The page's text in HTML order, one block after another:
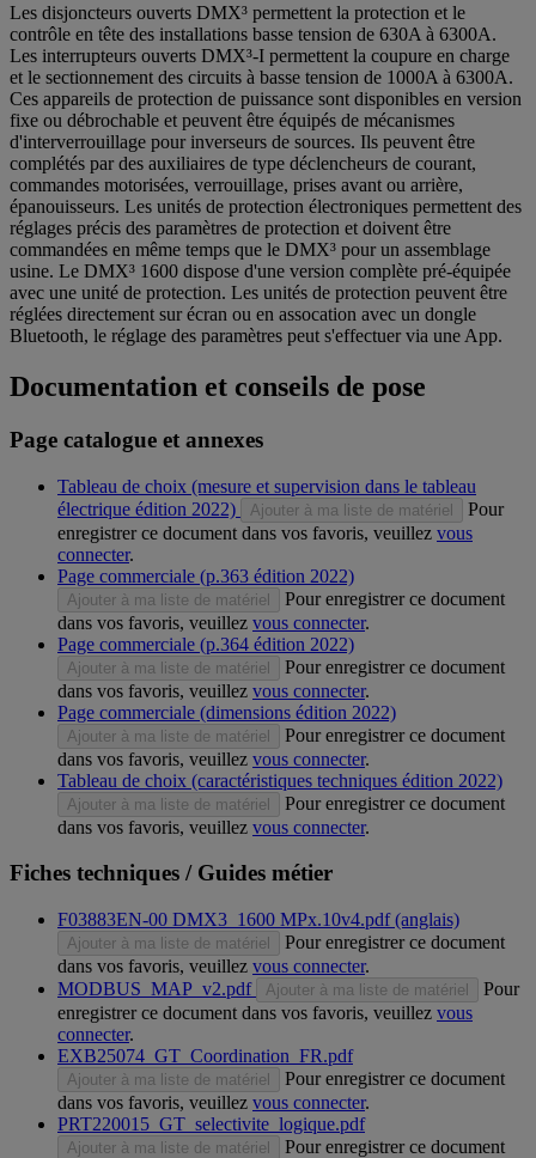
Les disjoncteurs ouverts DMX³ permettent la protection et le
contrôle en tête des installations basse tension de 630A à 6300A.
Les interrupteurs ouverts DMX³-I permettent la coupure en charge
et le sectionnement des circuits à basse tension de 1000A à 6300A.
Ces appareils de protection de puissance sont disponibles en version
fixe ou débrochable et peuvent être équipés de mécanismes
d'interverrouillage pour inverseurs de sources. Ils peuvent être
complétés par des auxiliaires de type déclencheurs de courant,
commandes motorisées, verrouillage, prises avant ou arrière,
épanouisseurs. Les unités de protection électroniques permettent des
réglages précis des paramètres de protection et doivent être
commandées en même temps que le DMX³ pour un assemblage
usine. Le DMX³ 1600 dispose d'une version complète pré-équipée
avec une unité de protection. Les unités de protection peuvent être
réglées directement sur écran ou en assocation avec un dongle
Bluetooth, le réglage des paramètres peut s'effectuer via une App.
Documentation et conseils de pose
Page catalogue et annexes
Tableau de choix (mesure et supervision dans le tableau
électrique édition 2022)
Ajouter à ma liste de matériel
Pour
enregistrer ce document dans vos favoris, veuillez vous
connecter.
Page commerciale (p.363 édition 2022)
Ajouter à ma liste de matériel
Pour enregistrer ce document
dans vos favoris, veuillez vous connecter.
Page commerciale (p.364 édition 2022)
Ajouter à ma liste de matériel
Pour enregistrer ce document
dans vos favoris, veuillez vous connecter.
Page commerciale (dimensions édition 2022)
Ajouter à ma liste de matériel
Pour enregistrer ce document
dans vos favoris, veuillez vous connecter.
Tableau de choix (caractéristiques techniques édition 2022)
Ajouter à ma liste de matériel
Pour enregistrer ce document
dans vos favoris, veuillez vous connecter.
Fiches techniques / Guides métier
F03883EN-00 DMX3_1600 MPx.10v4.pdf (anglais)
Ajouter à ma liste de matériel
Pour enregistrer ce document
dans vos favoris, veuillez vous connecter.
MODBUS_MAP_v2.pdf
Ajouter à ma liste de matériel
Pour
enregistrer ce document dans vos favoris, veuillez vous
connecter.
EXB25074_GT_Coordination_FR.pdf
Ajouter à ma liste de matériel
Pour enregistrer ce document
dans vos favoris, veuillez vous connecter.
PRT220015_GT_selectivite_logique.pdf
Ajouter à ma liste de matériel
Pour enregistrer ce document